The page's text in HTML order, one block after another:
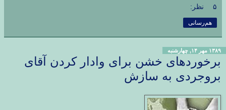
۵ نظر:
هم‌رسانی
۱۳۸۹ مهر ۱۴, چهارشنبه
برخوردهای خشن برای وادار کردن آقای
بروجردی به سازش